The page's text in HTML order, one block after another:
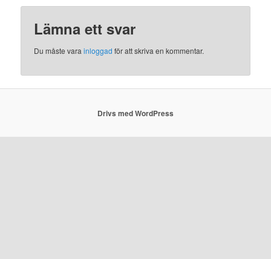
Lämna ett svar
Du måste varainloggad för att skriva en kommentar.
Drivs med WordPress